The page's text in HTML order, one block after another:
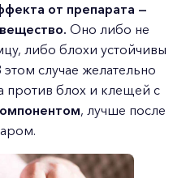
от препарата —
Оно либо не
либо блохи устойчивы
случае желательно
против блох и клещей с
, лучше после